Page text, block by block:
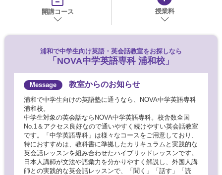
開講コース 授業料
浦和で中学生向け英語・英会話教室をお探しなら
「NOVA中学英語専科 浦和校」
教室からのお知らせ
浦和で中学生向けの英語塾に通うなら、NOVA中学英語専科
浦和校。
中学生対象の英会話ならNOVA中学英語専科。校舎数全国
No.1＆アクセス良好なので通いやすく続けやすい英会話教室
です。「中学英語専科」は様々なコースをご用意しており、
特におすすめは、教科書に準拠したカリキュラムと実践的な
英会話レッスンを組み合わせたハイブリッドレッスンです。
日本人講師が文法や語彙力を分かりやすく解説し、外国人講
師との実践的な英会話レッスンで、「聞く」「話す」「読